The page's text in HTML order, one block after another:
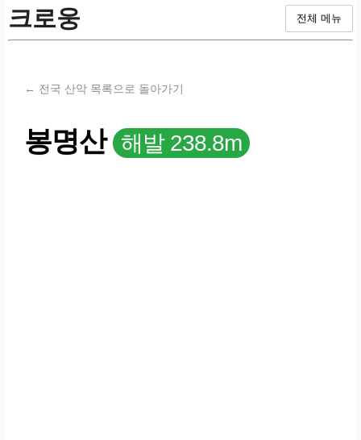
크로웅 전체 메뉴
← 전국 산악 목록으로 돌아가기
봉명산 해발 238.8m